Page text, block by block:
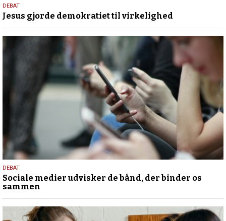
18.
maj
2026
DEBAT
Jesus gjorde demokratiet til virkelighed
18.
maj
2026
DEBAT
Sociale medier udvisker de bånd, der binder os
sammen